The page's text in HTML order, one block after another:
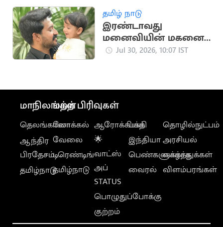
தமிழ் நாடு
இரண்டாவது
மனைவியின் மகனை
ஏற்றுக்கொண்ட
Jul 30, 2026, 10:07 IST
மாநிலங்கள்
தெலங்கானா
ஆந்திர
பிரதேசம்
தமிழ்நாடு
மற்ற பிரிவுகள்
லோக்கல்
வேலை
டிரெண்டிங்
தமிழ்நாடு
ஆரோக்கியம்
🌟
வாட்ஸ்
அப்
STATUS
பொழுதுப்போக்கு
குற்றம்
பக்தி
இந்தியா
பெண்களுக்காக
வைரல்
தொழில்நுட்பம்
அரசியல்
வாழ்த்துக்கள்
விளம்பரங்கள்